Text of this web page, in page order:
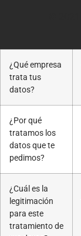
¿Qué empresa
trata tus
datos?
¿Por qué
tratamos los
datos que te
pedimos?
¿Cuál es la
legitimación
para este
tratamiento de